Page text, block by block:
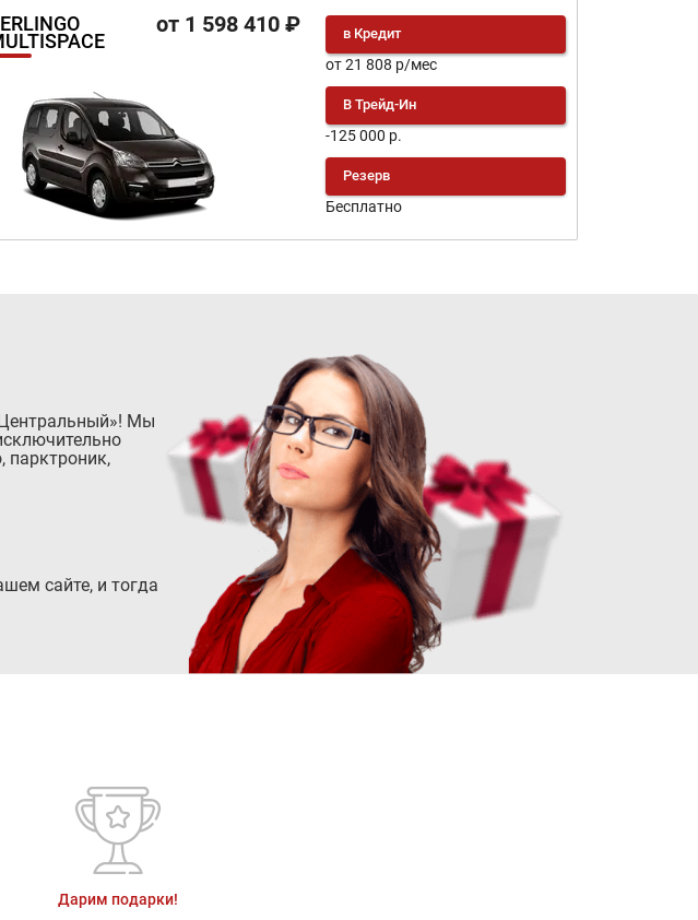
от 1 598 410 ₽ в Кредит
от 21 808 р/мес
В Трейд-Ин
-125 000 р.
Резерв
Бесплатно
Мы
парктроник,
сайте, и тогда
Дарим подарки!